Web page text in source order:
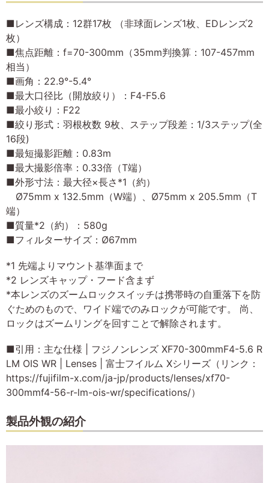
■レンズ構成：12群17枚 （非球面レンズ1枚、EDレンズ2
枚）
■焦点距離：f=70-300mm（35mm判換算：107-457mm
相当）
■画角：22.9°-5.4°
■最大口径比（開放絞り）：F4-F5.6
■最小絞り：F22
■絞り形式：羽根枚数 9枚、ステップ段差：1/3ステップ(全
16段)
■最短撮影距離：0.83m
■最大撮影倍率：0.33倍（T端）
■外形寸法：最大径×長さ*1（約）
Ø75mm x 132.5mm（W端）、Ø75mm x 205.5mm（T
端）
■質量*2（約）：580g
■フィルターサイズ：Ø67mm
*1 先端よりマウント基準面まで
*2 レンズキャップ・フード含まず
*本レンズのズームロックスイッチは携帯時の自重落下を防
ぐためのもので、ワイド端でのみロックが可能です。 尚、
ロックはズームリングを回すことで解除されます。
■引用：主な仕様 | フジノンレンズ XF70-300mmF4-5.6 R
LM OIS WR | Lenses | 富士フイルム Xシリーズ（リンク：
https://fujifilm-x.com/ja-jp/products/lenses/xf70-
300mmf4-56-r-lm-ois-wr/specifications/）
製品外観の紹介